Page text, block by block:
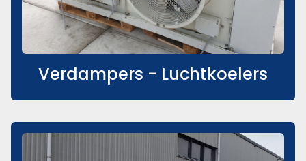
Verdampers - Luchtkoelers